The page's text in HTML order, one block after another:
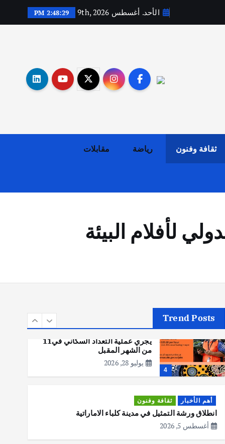
الأحد. أغسطس 9th, 2026 2:48:30 PM
ثقافة وفنون رياضة مقابلات
لأفلام البيئة
Trend Posts
2
يوليو 30, 2026
4
مكتب الإحصاءات الأسترالي (ABS)
يجري عملية التعداد السكاني في11
من الشهر المقبل
يوليو 28, 2026
أهم الأخبار ثقافة وفنون
انطلاق ورشة التمثيل في مدينة كلباء الاماراتية
أغسطس 5, 2026